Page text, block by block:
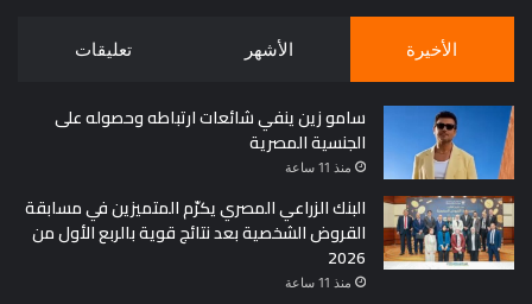
الأخيرة الأشهر تعليقات
سامو زين ينفي شائعات ارتباطه وحصوله على
الجنسية المصرية
منذ 11 ساعة
البنك الزراعي المصري يكرّم المتميزين في مسابقة
القروض الشخصية بعد نتائج قوية بالربع الأول من
2026
منذ 11 ساعة